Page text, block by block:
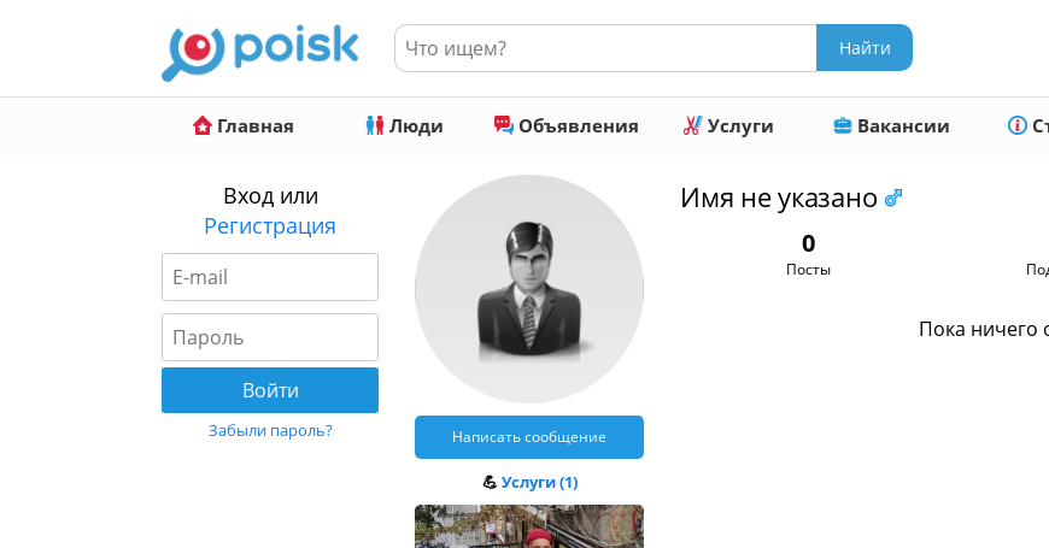
Главная Люди Объявления Услуги Вакансии
Вход или
Регистрация
Забыли пароль? Написать сообщение
💪 Услуги (1)
Имя не указано
0
Посты
Пока ничего